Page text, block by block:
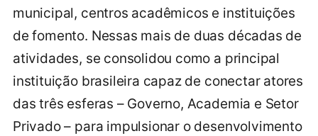
municipal, centros acadêmicos e instituições
de fomento. Nessas mais de duas décadas de
atividades, se consolidou como a principal
instituição brasileira capaz de conectar atores
das três esferas – Governo, Academia e Setor
Privado – para impulsionar o desenvolvimento